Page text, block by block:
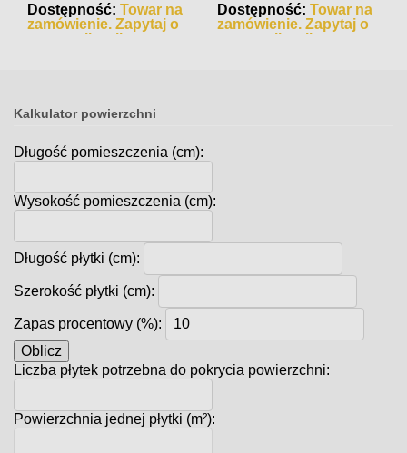
Dostępność: Towar na
zamówienie. Zapytaj o
czas realizacji
Dostępność: Towar na
zamówienie. Zapytaj o
czas realizacji
Kalkulator powierzchni
Długość pomieszczenia (cm):
Wysokość pomieszczenia (cm):
Długość płytki (cm):
Szerokość płytki (cm):
Zapas procentowy (%):
Oblicz
Liczba płytek potrzebna do pokrycia powierzchni:
Powierzchnia jednej płytki (m²):